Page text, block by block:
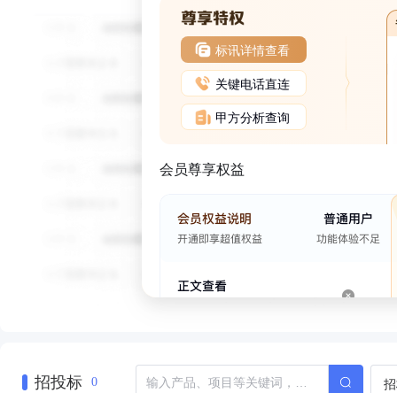
标讯详情查看
关键电话直连
甲方分析查询
会员尊享权益
招投标 0